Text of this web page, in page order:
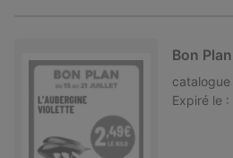
Bon Plan
catalogue
Expiré le :